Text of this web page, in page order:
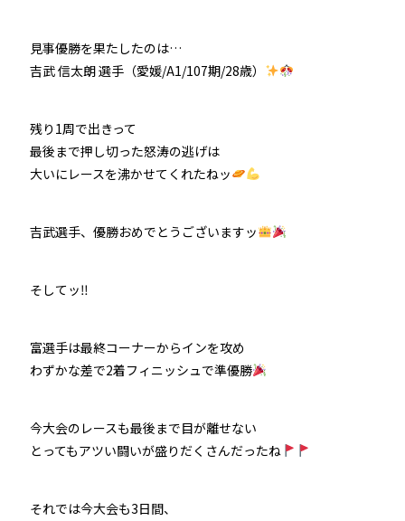
見事優勝を果たしたのは…
吉武 信太朗 選手（愛媛/A1/107期/28歳）
残り1周で出きって
最後まで押し切った怒涛の逃げは
大いにレースを沸かせてくれたねッ
吉武選手、優勝おめでとうございますッ
そしてッ‼
富選手は最終コーナーからインを攻め
わずかな差で2着フィニッシュで準優勝
今大会のレースも最後まで目が離せない
とってもアツい闘いが盛りだくさんだったね
それでは今大会も3日間、